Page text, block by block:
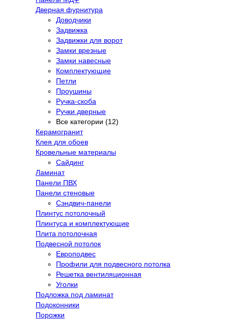
Дверная фурнитура
Доводчики
Задвижка
Задвижки для ворот
Замки врезные
Замки навесные
Комплектующие
Петли
Проушины
Ручка-скоба
Ручки дверные
Все категории (12)
Керамогранит
Клея для обоев
Кровельные материалы
Сайдинг
Ламинат
Панели ПВХ
Панели стеновые
Сэндвич-панели
Плинтус потолочный
Плинтуса и комплектующие
Плита потолочная
Подвесной потолок
Европодвес
Профили для подвесного потолка
Решетка вентиляционная
Уголки
Подложка под ламинат
Подоконники
Порожки